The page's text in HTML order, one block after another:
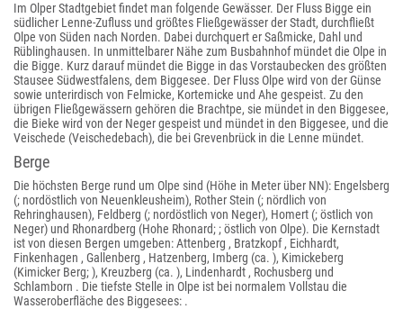
Im Olper Stadtgebiet findet man folgende Gewässer. Der Fluss Bigge ein
südlicher Lenne-Zufluss und größtes Fließgewässer der Stadt, durchfließt
Olpe von Süden nach Norden. Dabei durchquert er Saßmicke, Dahl und
Rüblinghausen. In unmittelbarer Nähe zum Busbahnhof mündet die Olpe in
die Bigge. Kurz darauf mündet die Bigge in das Vorstaubecken des größten
Stausee Südwestfalens, dem Biggesee. Der Fluss Olpe wird von der Günse
sowie unterirdisch von Felmicke, Kortemicke und Ahe gespeist. Zu den
übrigen Fließgewässern gehören die Brachtpe, sie mündet in den Biggesee,
die Bieke wird von der Neger gespeist und mündet in den Biggesee, und die
Veischede (Veischedebach), die bei Grevenbrück in die Lenne mündet.
Berge
Die höchsten Berge rund um Olpe sind (Höhe in Meter über NN): Engelsberg
(; nordöstlich von Neuenkleusheim), Rother Stein (; nördlich von
Rehringhausen), Feldberg (; nordöstlich von Neger), Homert (; östlich von
Neger) und Rhonardberg (Hohe Rhonard; ; östlich von Olpe). Die Kernstadt
ist von diesen Bergen umgeben: Attenberg , Bratzkopf , Eichhardt,
Finkenhagen , Gallenberg , Hatzenberg, Imberg (ca. ), Kimickeberg
(Kimicker Berg; ), Kreuzberg (ca. ), Lindenhardt , Rochusberg und
Schlamborn . Die tiefste Stelle in Olpe ist bei normalem Vollstau die
Wasseroberfläche des Biggesees: .